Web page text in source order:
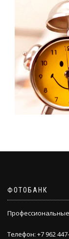
ФОТОБАНК
Телефон: +7 962